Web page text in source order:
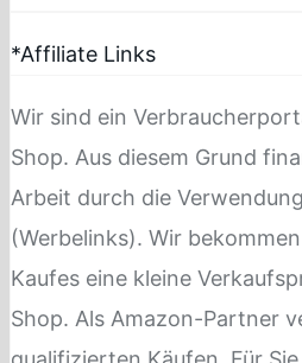
*Affiliate Links
Wir sind ein
Shop. Aus diesem Grund
Arbeit durch die
(Werbelinks). Wir
Kaufes eine kleine
Shop. Als Amazon-Partner